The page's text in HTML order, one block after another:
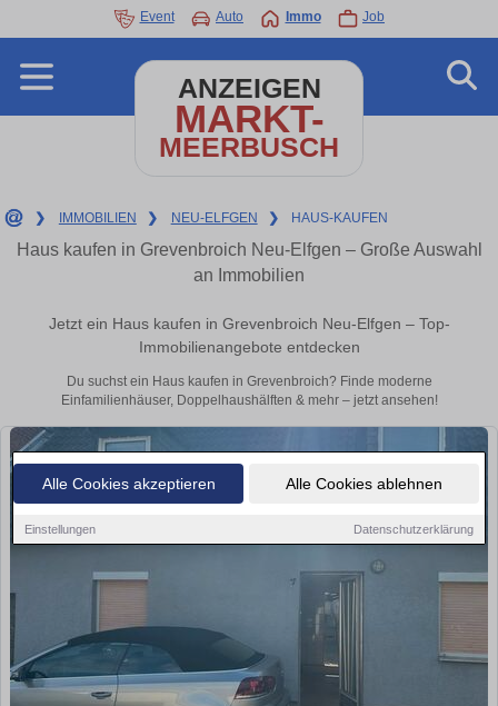
Alle Cookies akzeptieren Alle Cookies ablehnen
Einstellungen Datenschutzerklärung
Event Auto Immo Job
ANZEIGEN
MARKT-
MEERBUSCH
❯ IMMOBILIEN ❯ NEU-ELFGEN ❯ HAUS-KAUFEN
Haus kaufen in Grevenbroich Neu-Elfgen – Große Auswahl
an Immobilien
Jetzt ein Haus kaufen in Grevenbroich Neu-Elfgen – Top-
Immobilienangebote entdecken
Du suchst ein Haus kaufen in Grevenbroich? Finde moderne
Einfamilienhäuser, Doppelhaushälften & mehr – jetzt ansehen!